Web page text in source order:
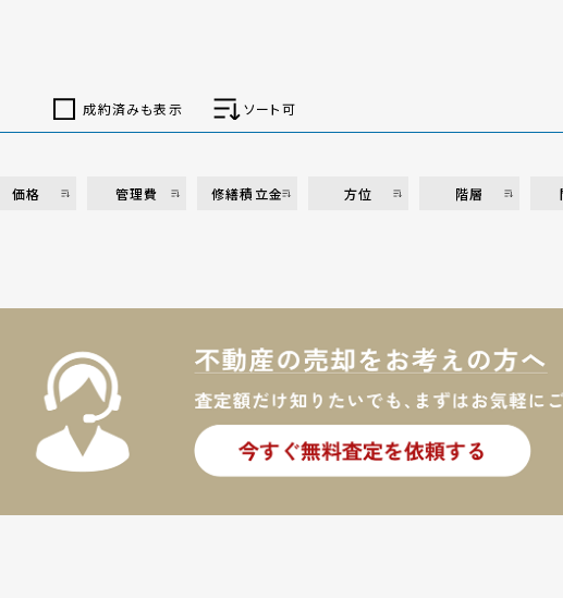
成約済みも表示 ソート可
価格 管理費 修繕積立金 方位 階層